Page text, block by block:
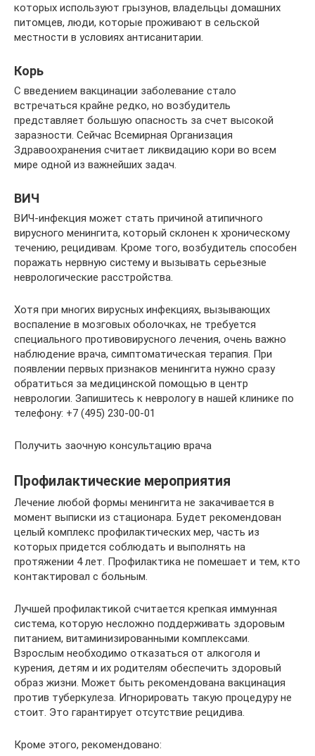
которых используют грызунов, владельцы домашних
питомцев, люди, которые проживают в сельской
местности в условиях антисанитарии.
Корь
С введением вакцинации заболевание стало
встречаться крайне редко, но возбудитель
представляет большую опасность за счет высокой
заразности. Сейчас Всемирная Организация
Здравоохранения считает ликвидацию кори во всем
мире одной из важнейших задач.
ВИЧ
ВИЧ-инфекция может стать причиной атипичного
вирусного менингита, который склонен к хроническому
течению, рецидивам. Кроме того, возбудитель способен
поражать нервную систему и вызывать серьезные
неврологические расстройства.
Хотя при многих вирусных инфекциях, вызывающих
воспаление в мозговых оболочках, не требуется
специального противовирусного лечения, очень важно
наблюдение врача, симптоматическая терапия. При
появлении первых признаков менингита нужно сразу
обратиться за медицинской помощью в центр
неврологии. Запишитесь к неврологу в нашей клинике по
телефону: +7 (495) 230-00-01
Получить заочную консультацию врача
Профилактические мероприятия
Лечение любой формы менингита не закачивается в
момент выписки из стационара. Будет рекомендован
целый комплекс профилактических мер, часть из
которых придется соблюдать и выполнять на
протяжении 4 лет. Профилактика не помешает и тем, кто
контактировал с больным.
Лучшей профилактикой считается крепкая иммунная
система, которую несложно поддерживать здоровым
питанием, витаминизированными комплексами.
Взрослым необходимо отказаться от алкоголя и
курения, детям и их родителям обеспечить здоровый
образ жизни. Может быть рекомендована вакцинация
против туберкулеза. Игнорировать такую процедуру не
стоит. Это гарантирует отсутствие рецидива.
Кроме этого, рекомендовано: